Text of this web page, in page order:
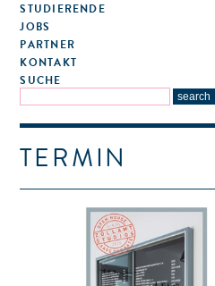
STUDIERENDE
JOBS
PARTNER
KONTAKT
SUCHE
TERMIN